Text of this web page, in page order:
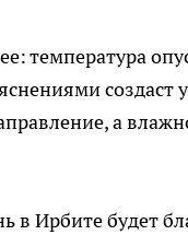
температура
а
в Ирбите будет